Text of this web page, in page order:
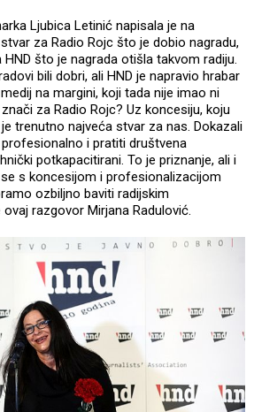
Ljubica Letinić napisala je na
za Radio Rojc što je dobio nagradu,
HND što je nagrada otišla takvom radiju.
bili dobri, ali HND je napravio hrabar
na margini, koji tada nije imao ni
za Radio Rojc? Uz koncesiju, koju
trenutno najveća stvar za nas. Dokazali
i pratiti društvena
potkapacitirani. To je priznanje, ali i
s koncesijom i profesionalizacijom
ozbiljno baviti radijskim
razgovor Mirjana Radulović.